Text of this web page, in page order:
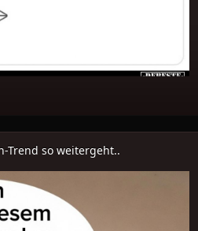
Trend so weitergeht..